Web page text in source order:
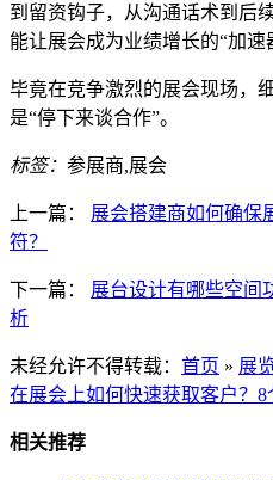
到留资钩子，从沟通话术到后
能让展会成为业绩增长的“加速
毕竟在竞争激烈的展会现场，
是“停下来谈合作”。
标签： 参展商,展会
上一篇： 展会搭建商如何确保
符？
下一篇： 展台设计有哪些空间
析
未经允许不得转载： 首页 » 展
在展会上如何快速获取客户？8
相关推荐